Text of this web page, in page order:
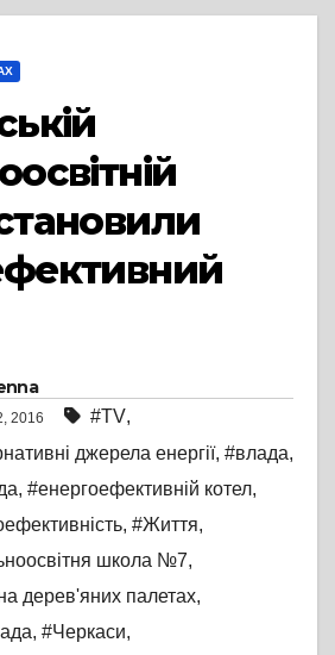
2016 #TV,
джерела енергії, #влада,
, #енергоефективній котел,
, #Життя,
школа №7,
дерев'яних палетах,
, #Черкаси,